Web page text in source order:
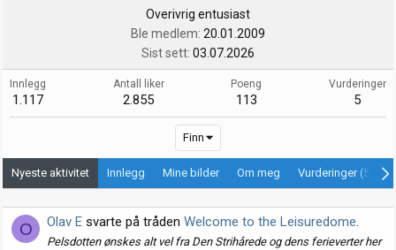
Overivrig entusiast
Ble medlem 20.01.2009
Sist sett 03.07.2026
Innlegg
1.117
Antall liker
2.855
Poeng
113
Vurderinger
5
Finn
Nyeste aktivitet Innlegg Mine bilder Om meg Vurderinger (5)
O Olav E svarte på tråden Welcome to the Leisuredome.
Pelsdotten ønskes alt vel fra Den Strihårede og dens ferieverter her